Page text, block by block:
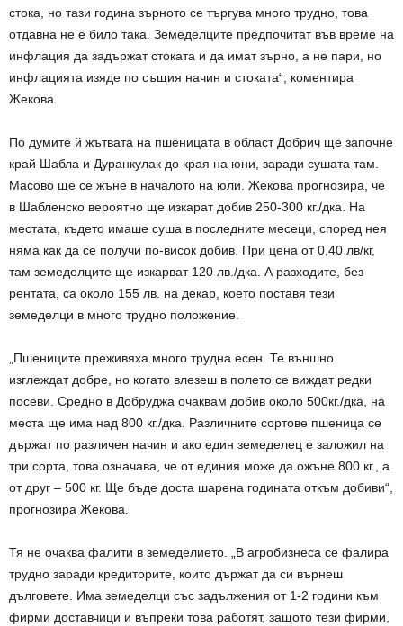
стока, но тази година зърното се търгува много трудно, това
отдавна не е било така. Земеделците предпочитат във време на
инфлация да задържат стоката и да имат зърно, а не пари, но
инфлацията изяде по същия начин и стоката“, коментира
Жекова.
По думите й жътвата на пшеницата в област Добрич ще започне
край Шабла и Дуранкулак до края на юни, заради сушата там.
Масово ще се жъне в началото на юли. Жекова прогнозира, че
в Шабленско вероятно ще изкарат добив 250-300 кг./дка. На
местата, където имаше суша в последните месеци, според нея
няма как да се получи по-висок добив. При цена от 0,40 лв/кг,
там земеделците ще изкарват 120 лв./дка. А разходите, без
рентата, са около 155 лв. на декар, което поставя тези
земеделци в много трудно положение.
„Пшениците преживяха много трудна есен. Те външно
изглеждат добре, но когато влезеш в полето се виждат редки
посеви. Средно в Добруджа очаквам добив около 500кг./дка, на
места ще има над 800 кг./дка. Различните сортове пшеница се
държат по различен начин и ако един земеделец е заложил на
три сорта, това означава, че от единия може да ожъне 800 кг., а
от друг – 500 кг. Ще бъде доста шарена годината откъм добиви“,
прогнозира Жекова.
Тя не очаква фалити в земеделието. „В агробизнеса се фалира
трудно заради кредиторите, които държат да си върнеш
дълговете. Има земеделци със задължения от 1-2 години към
фирми доставчици и въпреки това работят, защото тези фирми,